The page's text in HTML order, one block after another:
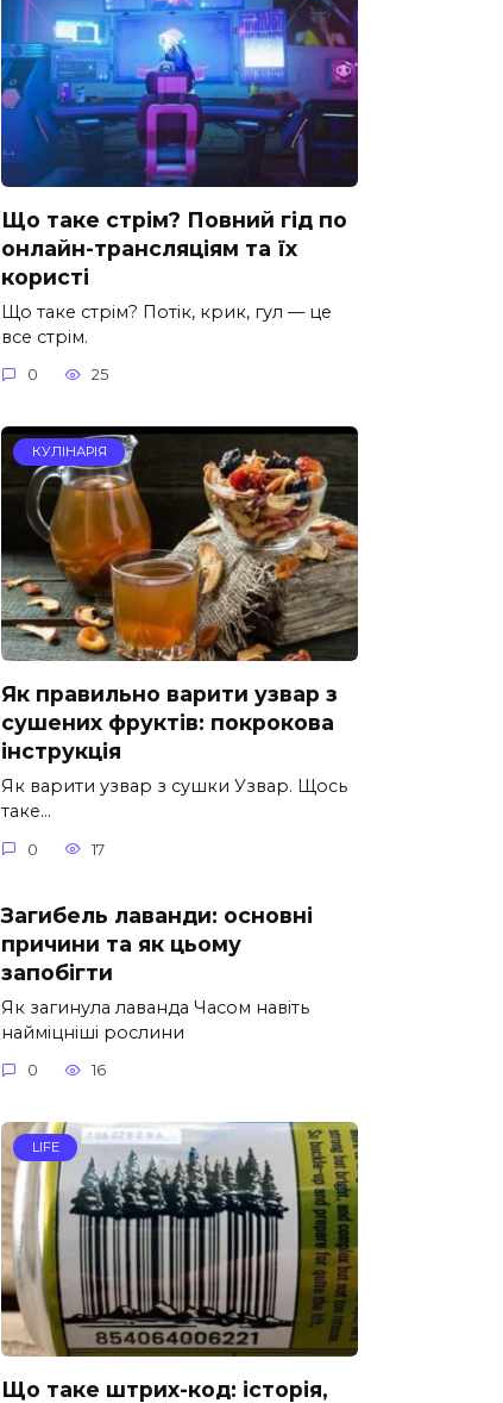
Що таке стрім? Повний гід по
онлайн-трансляціям та їх
користі
Що таке стрім? Потік, крик, гул — це
все стрім.
0 25
КУЛІНАРІЯ
Як правильно варити узвар з
сушених фруктів: покрокова
інструкція
Як варити узвар з сушки Узвар. Щось
таке…
0 17
Загибель лаванди: основні
причини та як цьому
запобігти
Як загинула лаванда Часом навіть
найміцніші рослини
0 16
LIFE
Що таке штрих-код: історія,